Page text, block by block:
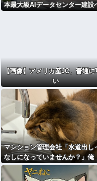
本最大級AIデータセンター建
【画像】アメリカ産JC、普通に
い
マンション管理会社「水道出し
なしになっていませんか？」俺
が飲むように常時出してます
結果ｗ